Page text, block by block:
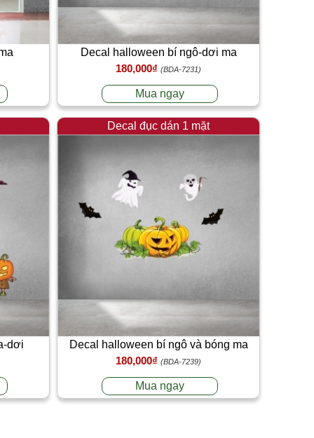
Decal halloween bí ngô-dơi ma
180,000₫ (BDA-7231)
Mua ngay
dơi
Decal đục dán 1 mặt
Decal halloween bí ngô và bóng ma
trắng
180,000₫ (BDA-7239)
Mua ngay